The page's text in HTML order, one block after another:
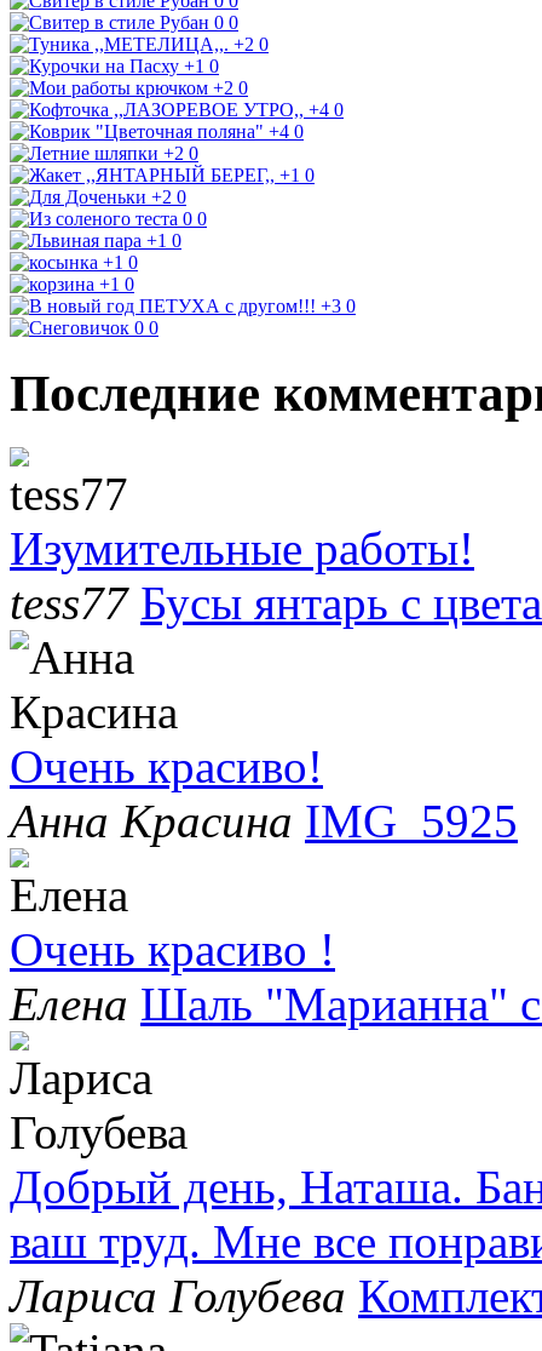
0 0
+2 0
+1 0
+2 0
+4 0
+4 0
+2 0
+1 0
+2 0
0 0
+1 0
+1 0
+1 0
+3 0
0 0
Последние
Изумительные работы!
tess77 Бусы янтарь с
Очень красиво!
Анна Красина IMG_5925
Очень красиво !
Елена Шаль "Марианна"
Добрый день, Наташа.
ваш труд. Мне все
Лариса Голубева